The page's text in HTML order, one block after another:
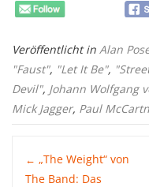
Veröffentlicht in Alan
"Faust", "Let It Be",
Devil", Johann Wolfgang
Mick Jagger, Paul
Post
← „The Weight“ von
The Band: Das